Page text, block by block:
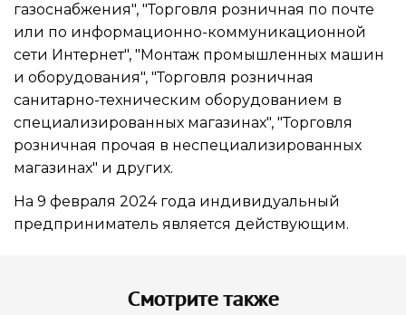
газоснабжения", "Торговля розничная по почте
или по информационно-коммуникационной
сети Интернет", "Монтаж промышленных машин
и оборудования", "Торговля розничная
санитарно-техническим оборудованием в
специализированных магазинах", "Торговля
розничная прочая в неспециализированных
магазинах" и других.
На 9 февраля 2024 года индивидуальный
предприниматель является действующим.
Смотрите также